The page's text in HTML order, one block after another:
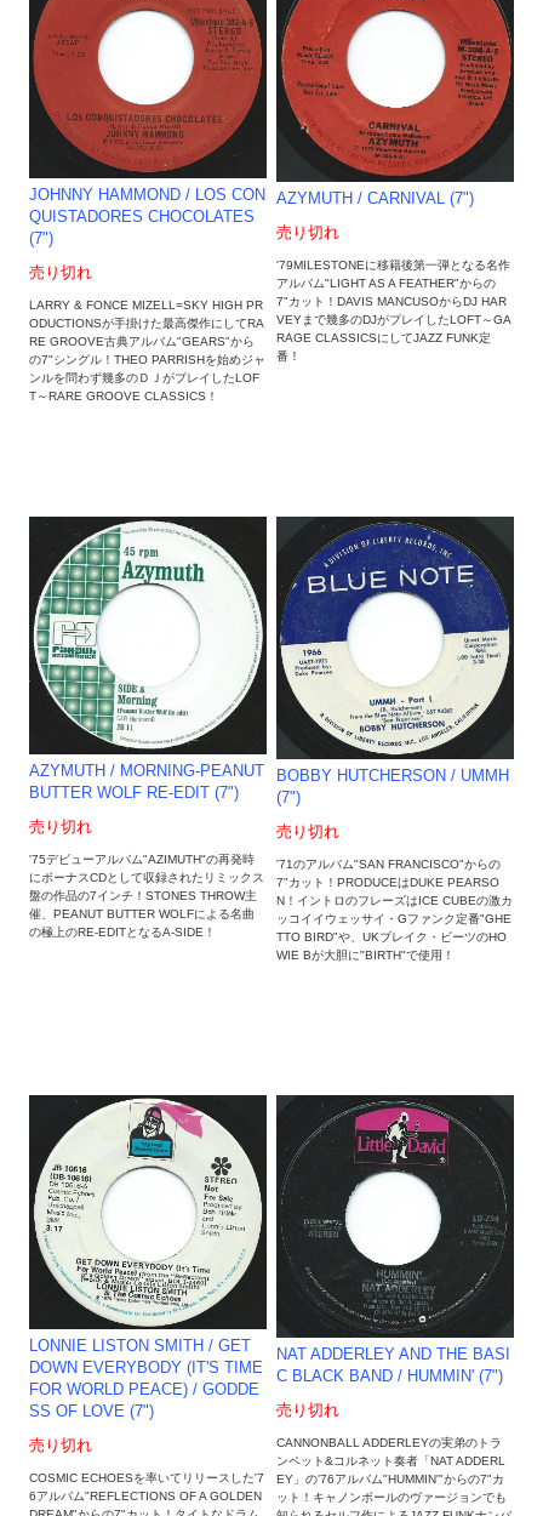
JOHNNY HAMMOND / LOS CON
QUISTADORES CHOCOLATES
(7")
売り切れ
LARRY & FONCE MIZELL=SKY HIGH PR
ODUCTIONSが手掛けた最高傑作にしてRA
RE GROOVE古典アルバム"GEARS"から
の7"シングル！THEO PARRISHを始めジャ
ンルを問わず幾多のＤＪがプレイしたLOF
T～RARE GROOVE CLASSICS！
AZYMUTH / CARNIVAL (7")
売り切れ
'79MILESTONEに移籍後第一弾となる名作
アルバム"LIGHT AS A FEATHER"からの
7"カット！DAVIS MANCUSOからDJ HAR
VEYまで幾多のDJがプレイしたLOFT～GA
RAGE CLASSICSにしてJAZZ FUNK定
番！
AZYMUTH / MORNING-PEANUT
BUTTER WOLF RE-EDIT (7")
売り切れ
'75デビューアルバム"AZIMUTH"の再発時
にボーナスCDとして収録されたリミックス
盤の作品の7インチ！STONES THROW主
催、PEANUT BUTTER WOLFによる名曲
の極上のRE-EDITとなるA-SIDE！
BOBBY HUTCHERSON / UMMH
(7")
売り切れ
'71のアルバム"SAN FRANCISCO"からの
7"カット！PRODUCEはDUKE PEARSO
N！イントロのフレーズは‎ICE CUBEの激カ
ッコイイウェッサイ・Gファンク定番"GHE
TTO BIRD"や、UKブレイク・ビーツのHO
WIE Bが大胆に"BIRTH"で使用！
LONNIE LISTON SMITH / GET
DOWN EVERYBODY (IT'S TIME
FOR WORLD PEACE) / GODDE
SS OF LOVE (7")
売り切れ
COSMIC ECHOESを率いてリリースした'7
6アルバム"REFLECTIONS OF A GOLDEN
NAT ADDERLEY AND THE BASI
C BLACK BAND / HUMMIN' (7")
売り切れ
CANNONBALL ADDERLEYの実弟のトラ
ンペット&コルネット奏者「NAT ADDERL
EY」の'76アルバム"HUMMIN'"からの7"カ
ット！キャノンボールのヴァージョンでも